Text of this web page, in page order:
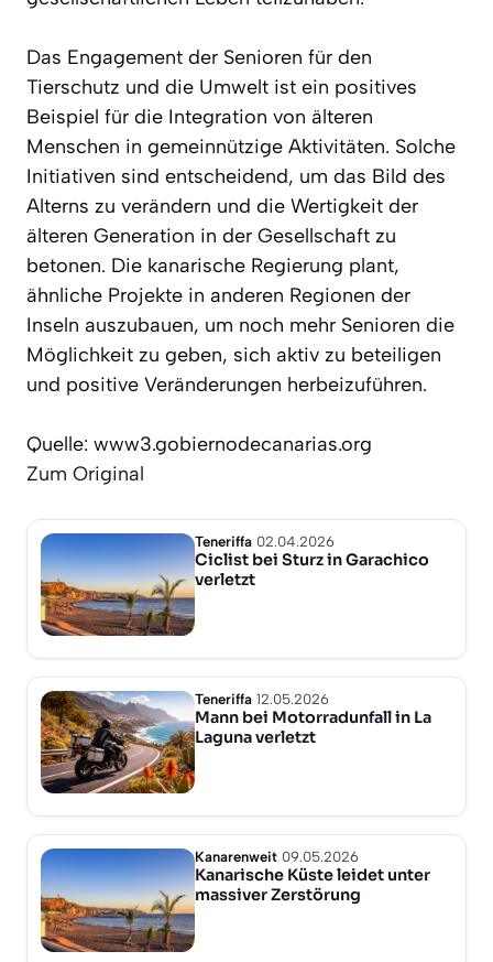
Das Engagement der Senioren für den
Tierschutz und die Umwelt ist ein positives
Beispiel für die Integration von älteren
Menschen in gemeinnützige Aktivitäten. Solche
Initiativen sind entscheidend, um das Bild des
Alterns zu verändern und die Wertigkeit der
älteren Generation in der Gesellschaft zu
betonen. Die kanarische Regierung plant,
ähnliche Projekte in anderen Regionen der
Inseln auszubauen, um noch mehr Senioren die
Möglichkeit zu geben, sich aktiv zu beteiligen
und positive Veränderungen herbeizuführen.
Quelle: www3.gobiernodecanarias.org
Zum Original
Teneriffa 02.04.2026
Ciclist bei Sturz in Garachico
verletzt
Teneriffa 12.05.2026
Mann bei Motorradunfall in La
Laguna verletzt
Kanarenweit 09.05.2026
Kanarische Küste leidet unter
massiver Zerstörung